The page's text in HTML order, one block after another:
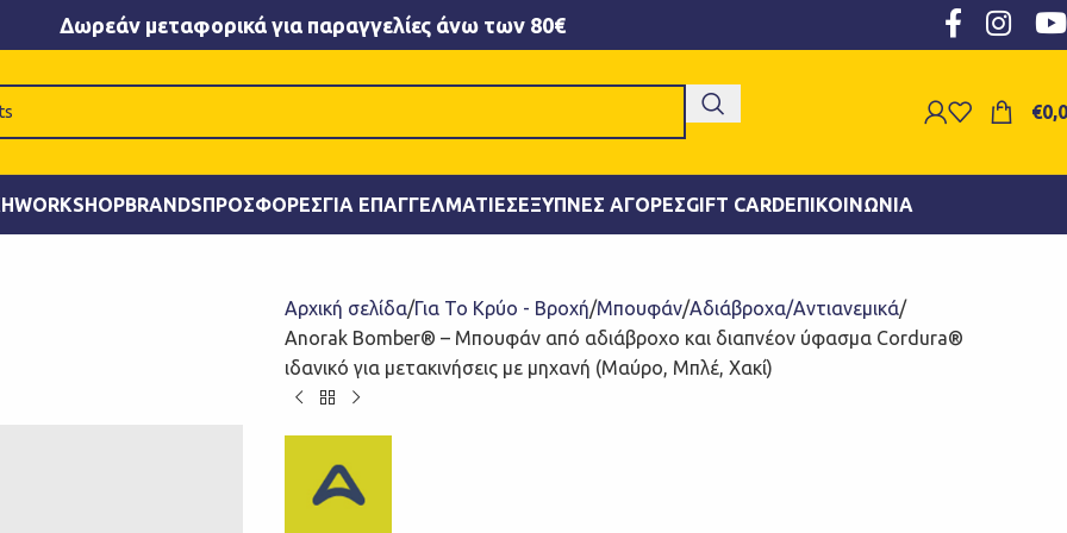
Δωρεάν μεταφορικά για παραγγελίες άνω των 80€
€
WORKSHOPBRANDSΠΡΟΣΦΟΡΈΣΓΙΑ ΕΠΑΓΓΕΛΜΑΤΊΕΣΕΞΥΠΝΕΣ ΑΓΟΡΈΣGIFT CARDΕΠΙΚΟΙΝΩΝΊΑ
Αρχική σελίδα Για Το Κρύο - Βροχή Μπουφάν Αδιάβροχα/Αντιανεμικά
Anorak Bomber® – Μπουφάν από αδιάβροχο και διαπνέον ύφασμα Cordura®
ιδανικό για μετακινήσεις με μηχανή (Μαύρο, Μπλέ, Χακί)